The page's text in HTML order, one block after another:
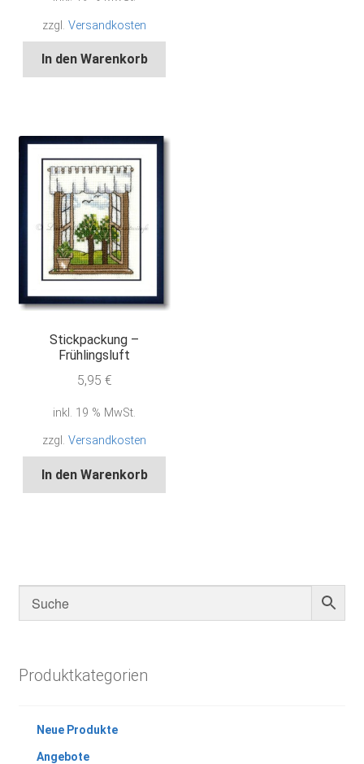
zzgl.Versandkosten
In den Warenkorb
Stickpackung –
Frühlingsluft
5,95 €
inkl. 19 % MwSt.
zzgl.Versandkosten
In den Warenkorb
Produktkategorien
Neue Produkte
Angebote